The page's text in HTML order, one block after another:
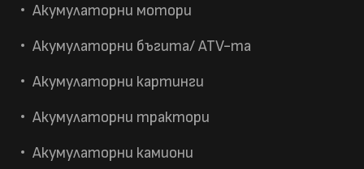
Акумулаторни мотори
Акумулаторни бъгита/ ATV-та
Акумулаторни картинги
Акумулаторни трактори
Акумулаторни камиони